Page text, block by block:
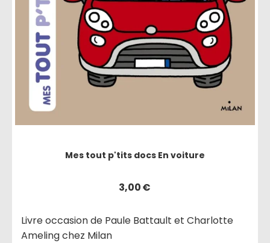
Mes tout p'tits docs En voiture
3,00€
Livre occasion de Paule Battault et Charlotte
Ameling chez Milan